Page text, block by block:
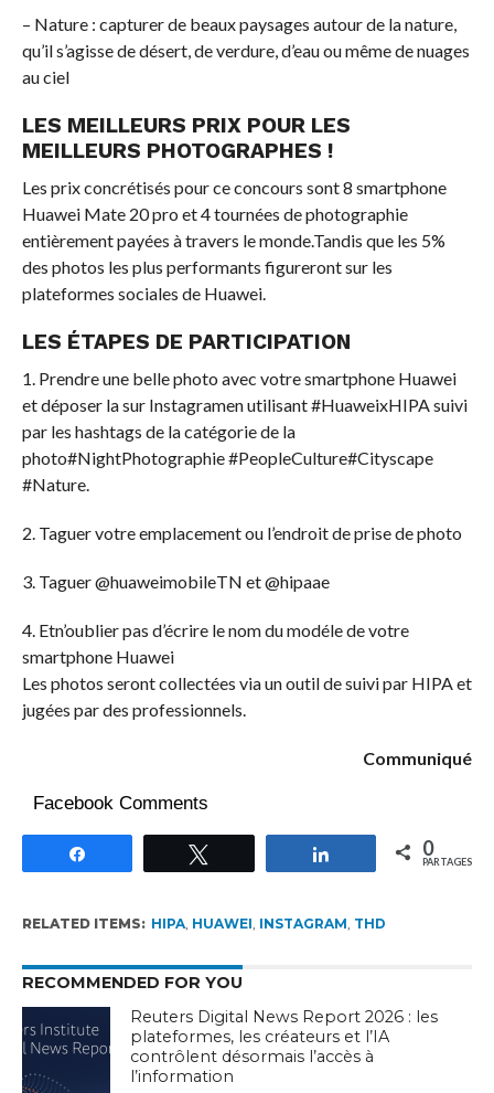
– Nature : capturer de beaux paysages autour de la nature,
qu’il s’agisse de désert, de verdure, d’eau ou même de nuages
au ciel
LES MEILLEURS PRIX POUR LES
MEILLEURS PHOTOGRAPHES !
Les prix concrétisés pour ce concours sont 8 smartphone
Huawei Mate 20 pro et 4 tournées de photographie
entièrement payées à travers le monde.Tandis que les 5%
des photos les plus performants figureront sur les
plateformes sociales de Huawei.
LES ÉTAPES DE PARTICIPATION
1. Prendre une belle photo avec votre smartphone Huawei
et déposer la sur Instagramen utilisant #HuaweixHIPA suivi
par les hashtags de la catégorie de la
photo#NightPhotographie #PeopleCulture#Cityscape
#Nature.
2. Taguer votre emplacement ou l’endroit de prise de photo
3. Taguer @huaweimobileTN et @hipaae
4. Etn’oublier pas d’écrire le nom du modéle de votre
smartphone Huawei
Les photos seront collectées via un outil de suivi par HIPA et
jugées par des professionnels.
Communiqué
Facebook Comments
Partagez 0
PARTAGES
RELATED ITEMS: HIPA, HUAWEI INSTAGRAM THD
RECOMMENDED FOR YOU
Reuters Digital News Report 2026 : les
plateformes, les créateurs et l’IA
contrôlent désormais l’accès à
l’information